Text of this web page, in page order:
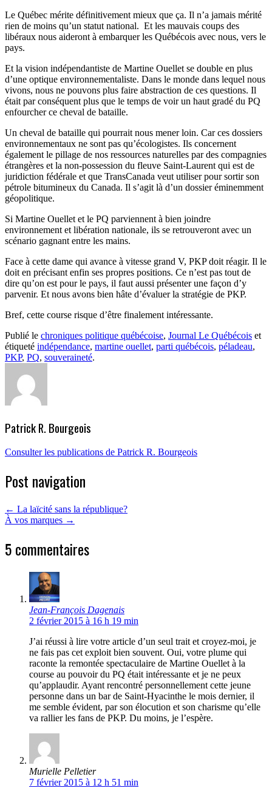
Le Québec mérite définitivement mieux que ça. Il n’a jamais mérité
rien de moins qu’un statut national. Et les mauvais coups des
libéraux nous aideront à embarquer les Québécois avec nous, vers le
pays.
Et la vision indépendantiste de Martine Ouellet se double en plus
d’une optique environnementaliste. Dans le monde dans lequel nous
vivons, nous ne pouvons plus faire abstraction de ces questions. Il
était par conséquent plus que le temps de voir un haut gradé du PQ
enfourcher ce cheval de bataille.
Un cheval de bataille qui pourrait nous mener loin. Car ces dossiers
environnementaux ne sont pas qu’écologistes. Ils concernent
également le pillage de nos ressources naturelles par des compagnies
étrangères et la non-possession du fleuve Saint-Laurent qui est de
juridiction fédérale et que TransCanada veut utiliser pour sortir son
pétrole bitumineux du Canada. Il s’agit là d’un dossier éminemment
géopolitique.
Si Martine Ouellet et le PQ parviennent à bien joindre
environnement et libération nationale, ils se retrouveront avec un
scénario gagnant entre les mains.
Face à cette dame qui avance à vitesse grand V, PKP doit réagir. Il le
doit en précisant enfin ses propres positions. Ce n’est pas tout de
dire qu’on est pour le pays, il faut aussi présenter une façon d’y
parvenir. Et nous avons bien hâte d’évaluer la stratégie de PKP.
Bref, cette course risque d’être finalement intéressante.
Publié le chroniques politique québécoise, Journal Le Québécois et
étiqueté indépendance, martine ouellet, parti québécois, péladeau,
PKP, PQ, souveraineté.
Patrick R. Bourgeois
Consulter les publications de Patrick R. Bourgeois
Post navigation
← La laïcité sans la république?
À vos marques →
5 commentaires
Jean-François Dagenais
2 février 2015 à 16 h 19 min
J’ai réussi à lire votre article d’un seul trait et croyez-moi, je
ne fais pas cet exploit bien souvent. Oui, votre plume qui
raconte la remontée spectaculaire de Martine Ouellet à la
course au pouvoir du PQ était intéressante et je ne peux
qu’applaudir. Ayant rencontré personnellement cette jeune
personne dans un bar de Saint-Hyacinthe le mois dernier, il
me semble évident, par son élocution et son charisme qu’elle
va rallier les fans de PKP. Du moins, je l’espère.
Murielle Pelletier
7 février 2015 à 12 h 51 min